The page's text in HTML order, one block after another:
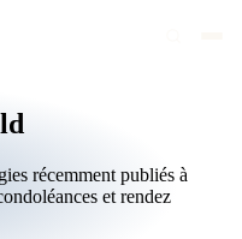
récemment publiés à
et rendez